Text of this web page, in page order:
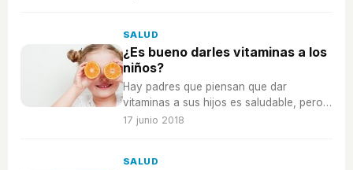
SALUD
¿Es bueno darles vitaminas a los
niños?
Hay padres que piensan que dar
vitaminas a sus hijos es saludable, pero,
¿has qué punto lo es?
17 junio 2018
SALUD